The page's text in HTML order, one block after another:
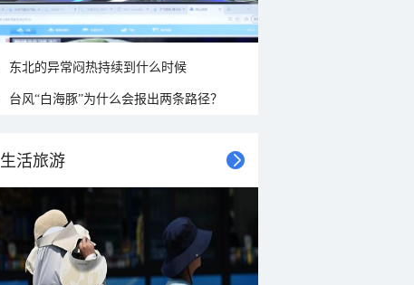
东北的异常闷热持续到什么时候
台风“白海豚”为什么会报出两条路径？
生活旅游